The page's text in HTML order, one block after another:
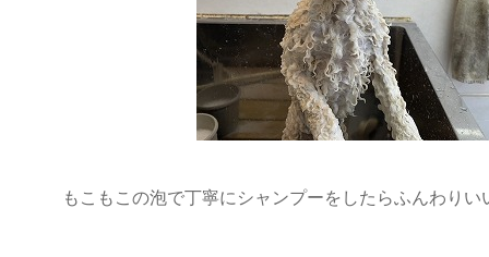
もこもこの泡で丁寧にシャンプーをしたらふんわり